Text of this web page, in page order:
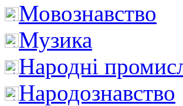
Мовознавство
Музика
Народні
Народознавство